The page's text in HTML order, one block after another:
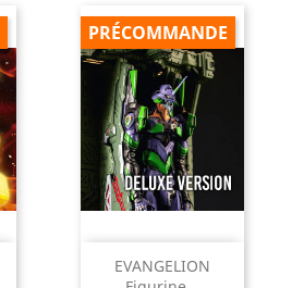
EVANGELION
PRÉCOMMANDE